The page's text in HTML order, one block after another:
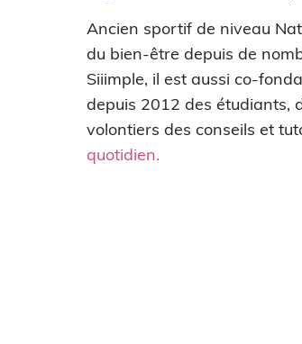
Ancien sportif de niveau
du bien-être depuis de
Siiimple, il est aussi co-
depuis 2012 des étudiants,
volontiers des conseils et
quotidien.